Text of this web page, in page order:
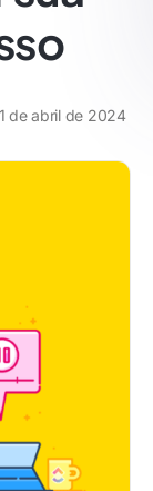
de abril de 2024